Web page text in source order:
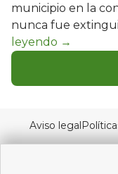
municipio en la
nunca fue
Aviso legal